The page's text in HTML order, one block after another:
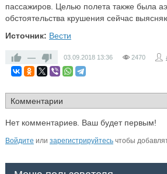
пассажиров. Целью полета также была
обстоятельства крушения сейчас
Источник: Вести
— 03.09.2018 13:36 2470
Нет комментариев. Ваш будет первым!
Войдите или зарегистрируйтесьчтобы